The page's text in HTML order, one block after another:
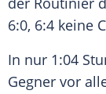
6:0, 6:4 keine
In nur 1:04
Gegner vor